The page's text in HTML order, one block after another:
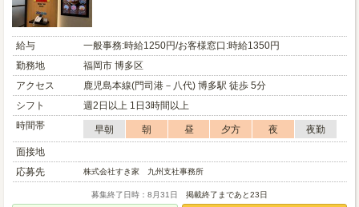
給与
一般事務:時給1250円/お客様窓口:時給1350円
勤務地
福岡市 博多区
アクセス
鹿児島本線(門司港－八代) 博多駅 徒歩 5分
シフト
週2日以上 1日3時間以上
時間帯
早朝 朝 昼 夕方 夜
夜勤
面接地
応募先
株式会社すき家 九州支社事務所
募集終了日時：8月31日 掲載終了まであと23日